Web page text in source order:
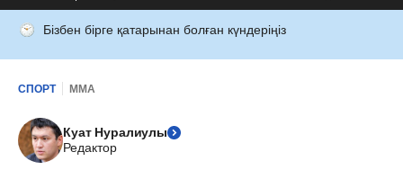
Бізбен бірге қатарынан болған күндеріңіз
СПОРТ ММА
Куат Нуралиулы
Редактор